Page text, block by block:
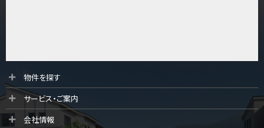
第10位
3,990万円
古淵駅
物件を探す
サービス・ご案内
会社情報